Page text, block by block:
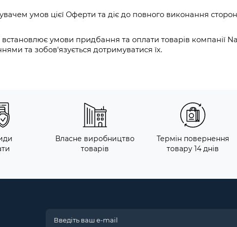
умов цієї Оферти та діє до повного виконання
умови придбання та оплати товарів компанії
та зобов'язується дотримуватися їх.
Власне виробництво
товарів
Термін повернення
товару 14 днів